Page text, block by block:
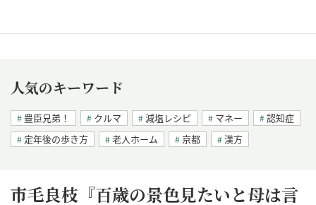
人気のキーワード
豊臣兄弟！ クルマ 減塩レシピ マネー
認知症
定年後の歩き方
老人ホーム 京都 漢方
市毛良枝『百歳の景色見たいと母は言